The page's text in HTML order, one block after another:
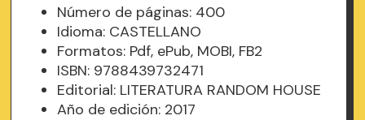
Número de páginas: 400
Idioma: CASTELLANO
Formatos: Pdf, ePub, MOBI, FB2
ISBN: 9788439732471
Editorial: LITERATURA RANDOM HOUSE
Año de edición: 2017